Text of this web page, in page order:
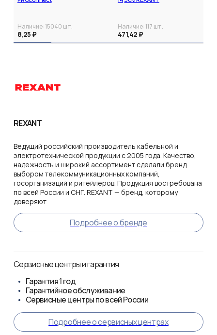
Наличие:15040 шт.
8,25 ₽
Наличие:117 шт.
471,42 ₽
REXANT
Ведущий российский производитель кабельной и
электротехнической продукции с 2005 года. Качество,
надежность и широкий ассортимент сделали бренд
выбором телекоммуникационных компаний,
госорганизаций и ритейлеров. Продукция востребована
по всей России и СНГ. REXANT — бренд, которому
доверяют
Подробнее о бренде
Сервисные центры и гарантия
Гарантия1 год
Гарантийное обслуживание
Сервисные центры по всей России
Подробнее о сервисных центрах